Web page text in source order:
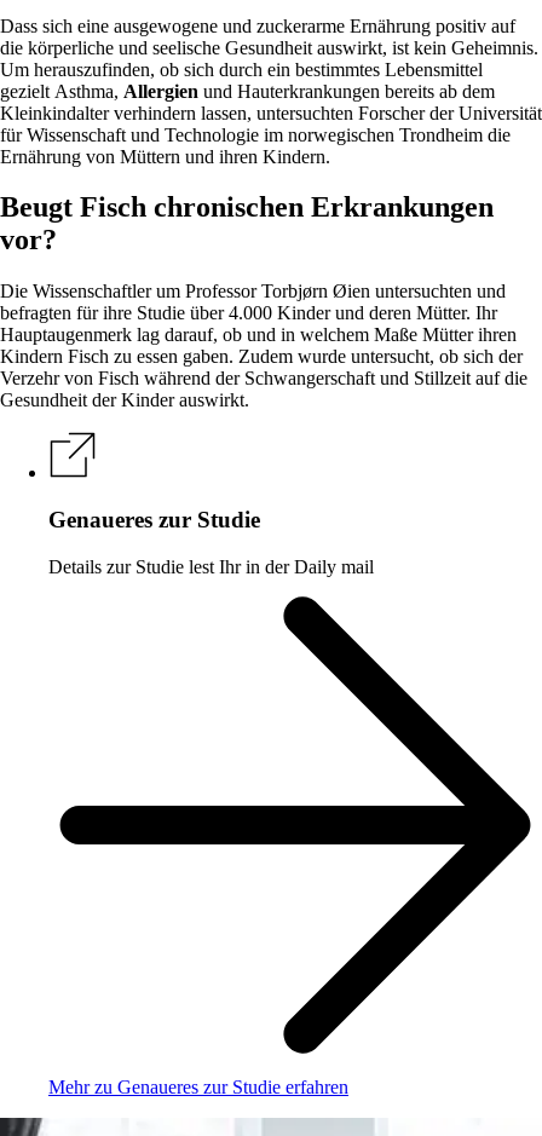
Dass sich eine ausgewogene und zuckerarme Ernährung positiv auf
die körperliche und seelische Gesundheit auswirkt, ist kein Geheimnis.
Um herauszufinden, ob sich durch ein bestimmtes Lebensmittel
gezielt Asthma, Allergien und Hauterkrankungen bereits ab dem
Kleinkindalter verhindern lassen, untersuchten Forscher der Universität
für Wissenschaft und Technologie im norwegischen Trondheim die
Ernährung von Müttern und ihren Kindern.
Beugt Fisch chronischen Erkrankungen
vor?
Die Wissenschaftler um Professor Torbjørn Øien untersuchten und
befragten für ihre Studie über 4.000 Kinder und deren Mütter. Ihr
Hauptaugenmerk lag darauf, ob und in welchem Maße Mütter ihren
Kindern Fisch zu essen gaben. Zudem wurde untersucht, ob sich der
Verzehr von Fisch während der Schwangerschaft und Stillzeit auf die
Gesundheit der Kinder auswirkt.
Genaueres zur Studie
Details zur Studie lest Ihr in der Daily mail
Mehr zu Genaueres zur Studie erfahren